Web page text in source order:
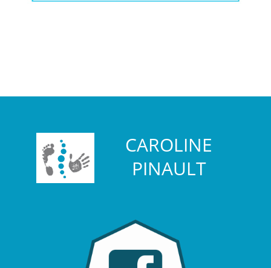
CAROLINE
PINAULT